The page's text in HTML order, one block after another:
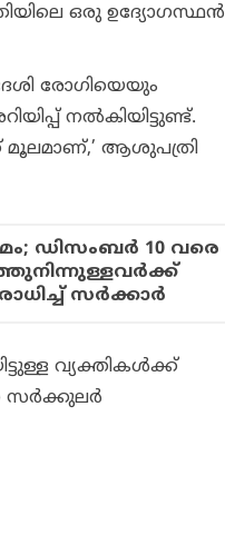
ഒരു ഉദ്യോഗസ്ഥൻ
രോഗിയെയും
നൽകിയിട്ടുണ്ട്.
മൂലമാണ്,’ ആശുപത്രി
ഡിസംബർ 10 വരെ
സർക്കാർ
വ്യക്തികൾക്ക്
സർക്കുലർ